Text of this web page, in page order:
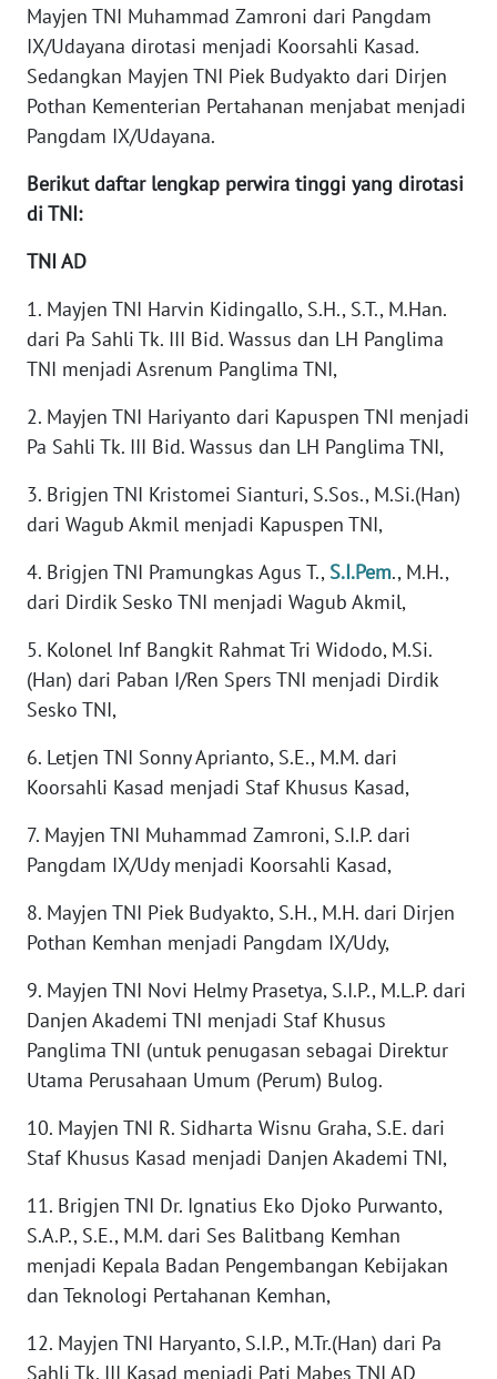
Mayjen TNI Muhammad Zamroni dari Pangdam
IX/Udayana dirotasi menjadi Koorsahli Kasad.
Sedangkan Mayjen TNI Piek Budyakto dari Dirjen
Pothan Kementerian Pertahanan menjabat menjadi
Pangdam IX/Udayana.
Berikut daftar lengkap perwira tinggi yang dirotasi
di TNI:
TNI AD
1. Mayjen TNI Harvin Kidingallo, S.H., S.T., M.Han.
dari Pa Sahli Tk. III Bid. Wassus dan LH Panglima
TNI menjadi Asrenum Panglima TNI,
2. Mayjen TNI Hariyanto dari Kapuspen TNI menjadi
Pa Sahli Tk. III Bid. Wassus dan LH Panglima TNI,
3. Brigjen TNI Kristomei Sianturi, S.Sos., M.Si.(Han)
dari Wagub Akmil menjadi Kapuspen TNI,
4. Brigjen TNI Pramungkas Agus T., S.I.Pem., M.H.,
dari Dirdik Sesko TNI menjadi Wagub Akmil,
5. Kolonel Inf Bangkit Rahmat Tri Widodo, M.Si.
(Han) dari Paban I/Ren Spers TNI menjadi Dirdik
Sesko TNI,
6. Letjen TNI Sonny Aprianto, S.E., M.M. dari
Koorsahli Kasad menjadi Staf Khusus Kasad,
7. Mayjen TNI Muhammad Zamroni, S.I.P. dari
Pangdam IX/Udy menjadi Koorsahli Kasad,
8. Mayjen TNI Piek Budyakto, S.H., M.H. dari Dirjen
Pothan Kemhan menjadi Pangdam IX/Udy,
9. Mayjen TNI Novi Helmy Prasetya, S.I.P., M.L.P. dari
Danjen Akademi TNI menjadi Staf Khusus
Panglima TNI (untuk penugasan sebagai Direktur
Utama Perusahaan Umum (Perum) Bulog.
10. Mayjen TNI R. Sidharta Wisnu Graha, S.E. dari
Staf Khusus Kasad menjadi Danjen Akademi TNI,
11. Brigjen TNI Dr. Ignatius Eko Djoko Purwanto,
S.A.P., S.E., M.M. dari Ses Balitbang Kemhan
menjadi Kepala Badan Pengembangan Kebijakan
dan Teknologi Pertahanan Kemhan,
12. Mayjen TNI Haryanto, S.I.P., M.Tr.(Han) dari Pa
Sahli Tk. III Kasad menjadi Pati Mabes TNI AD
NTT
WN
KEPRI
WN
PAPUA
PAPUA
WN
RIAU
WN
SERAMBI
WN
JAMBI
WN
SULTRA
WN
NTB
WN
SULTENG
WN
SULBAR
WN
BABEL
WN
SUMBAR
WN
WN
WN
LAMPUNG
JATENG